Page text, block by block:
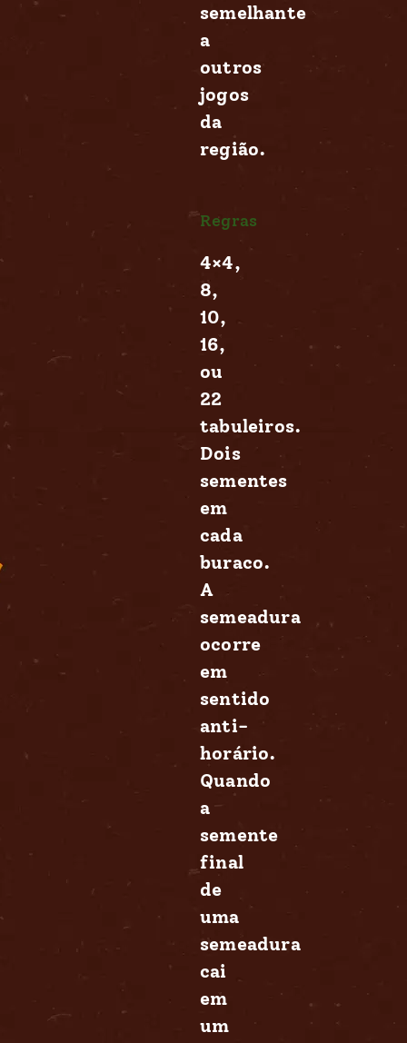
semelhante
a
outros
jogos
da
região.
Regras
4×4,
8,
10,
16,
ou
22
tabuleiros.
Dois
sementes
em
cada
buraco.
A
semeadura
ocorre
em
sentido
anti-
horário.
Quando
a
semente
final
de
uma
semeadura
cai
em
um